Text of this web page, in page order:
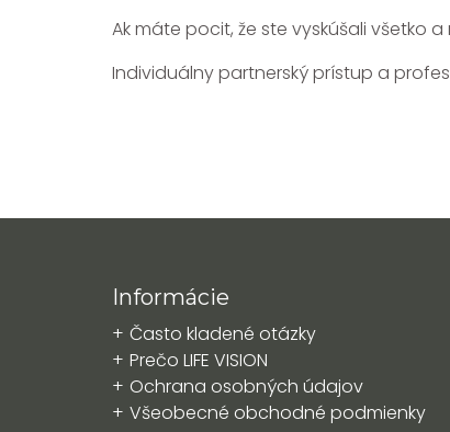
Ak máte pocit, že ste vyskúšali všetko
Individuálny partnerský prístup a
Informácie
Často kladené otázky
Prečo LIFE VISION
Ochrana osobných údajov
Všeobecné obchodné podmienky